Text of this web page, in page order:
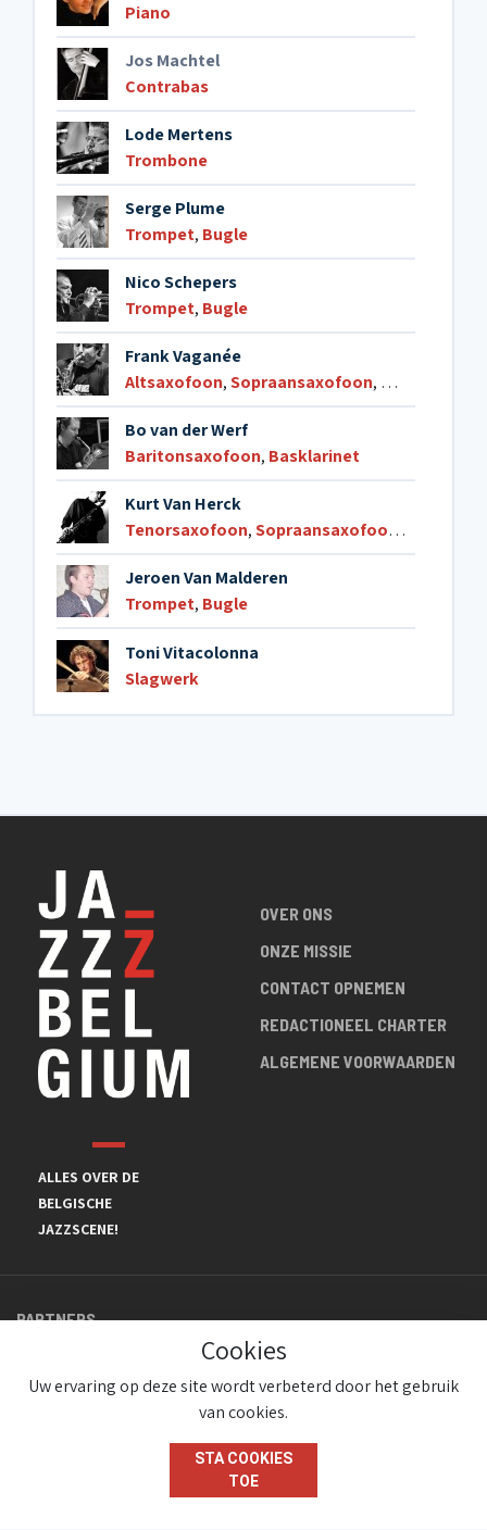
Piano
Jos Machtel
Contrabas
Lode Mertens
Trombone
Serge Plume
Trompet, Bugle
Nico Schepers
Trompet, Bugle
Frank Vaganée
Altsaxofoon,Sopraansaxofoon, Dwarsfluit
Bo van der Werf
Baritonsaxofoon, Basklarinet
Kurt Van Herck
Tenorsaxofoon,Sopraansaxofoon ,
Jeroen Van Malderen
Trompet, Bugle
Toni Vitacolonna
Slagwerk
ALLES OVER DE
BELGISCHE
JAZZSCENE!
OVER ONS
ONZE MISSIE
CONTACT OPNEMEN
REDACTIONEEL CHARTER
ALGEMENE VOORWAARDEN
PARTNERS
© JazzInBelgium 2026 ( Version 1.1.2)
Cookies
Uw ervaring op deze site wordt verbeterd door het gebruik
van cookies.
STA COOKIES
TOE